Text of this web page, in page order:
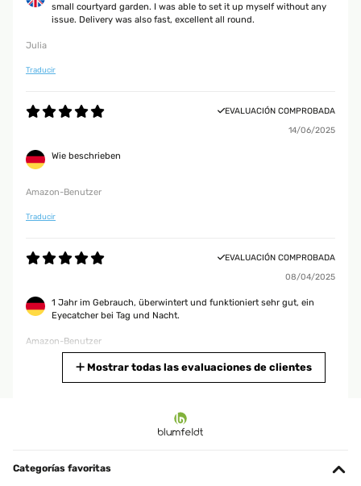
small courtyard garden. I was able to set it up myself without any
issue. Delivery was also fast, excellent all round.
Julia
Traducir
EVALUACIÓN COMPROBADA
14/06/2025
Wie beschrieben
Amazon-Benutzer
Traducir
EVALUACIÓN COMPROBADA
08/04/2025
1 Jahr im Gebrauch, überwintert und funktioniert sehr gut, ein
Eyecatcher bei Tag und Nacht.
Amazon-Benutzer
Terasse, er ist nun schon seit über 1 jahr in Gebrauch, Solar
Mostrar todas las evaluaciones de clientes
Categorías favoritas